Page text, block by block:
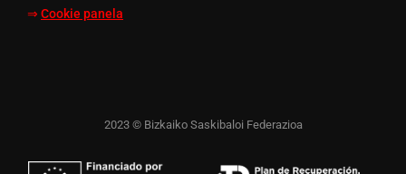
⇒ Cookie panela
2023 © Bizkaiko Saskibaloi Federazioa